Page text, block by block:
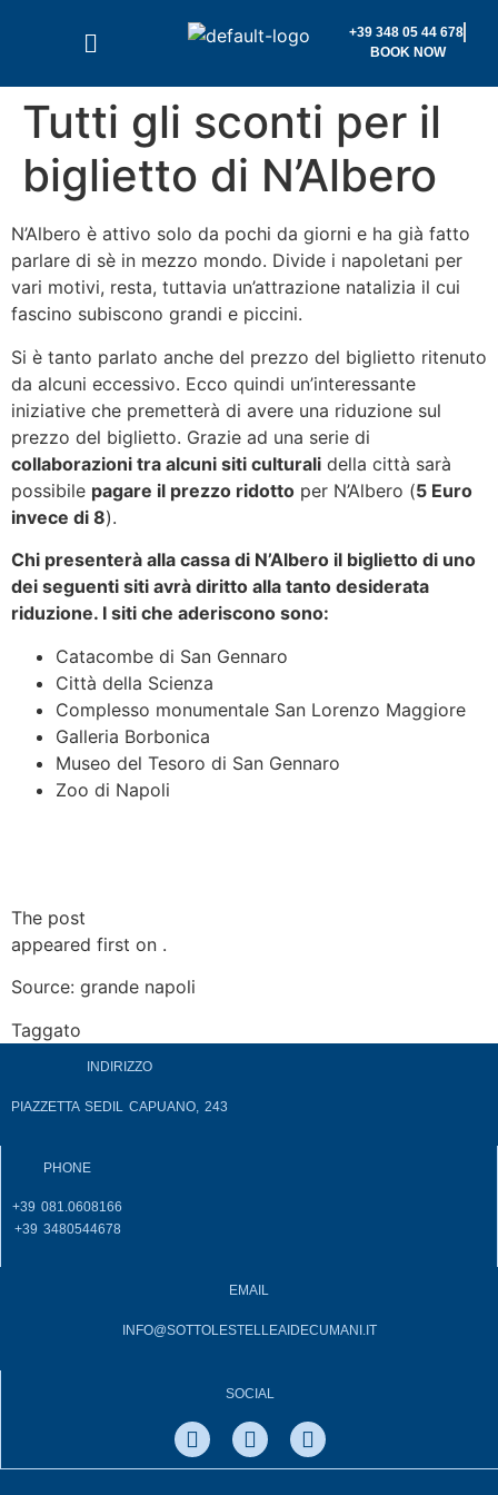
+39 348 05 44 678
BOOK NOW
Tutti gli sconti per il
biglietto di N’Albero
N’Albero è attivo solo da pochi da giorni e ha già fatto
parlare di sè in mezzo mondo. Divide i napoletani per
vari motivi, resta, tuttavia un’attrazione natalizia il cui
fascino subiscono grandi e piccini.
Si è tanto parlato anche del prezzo del biglietto ritenuto
da alcuni eccessivo. Ecco quindi un’interessante
iniziative che premetterà di avere una riduzione sul
prezzo del biglietto. Grazie ad una serie di
collaborazioni tra alcuni siti culturali della città sarà
possibile pagare il prezzo ridotto per N’Albero (5 Euro
invece di 8).
Chi presenterà alla cassa di N’Albero il biglietto di uno
dei seguenti siti avrà diritto alla tanto desiderata
riduzione. I siti che aderiscono sono:
Catacombe di San Gennaro
Città della Scienza
Complesso monumentale San Lorenzo Maggiore
Galleria Borbonica
Museo del Tesoro di San Gennaro
Zoo di Napoli
The post
appeared first on .
Source: grande napoli
Taggato
INDIRIZZO
PIAZZETTA SEDIL CAPUANO, 243
PHONE
+39 081.0608166
+39 3480544678
EMAIL
INFO@SOTTOLESTELLEAIDECUMANI.IT
SOCIAL